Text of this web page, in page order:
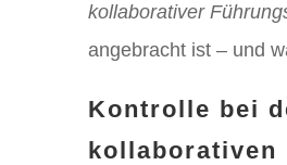
kollaborativer
angebracht ist – und
Kontrolle bei
kollaborativen